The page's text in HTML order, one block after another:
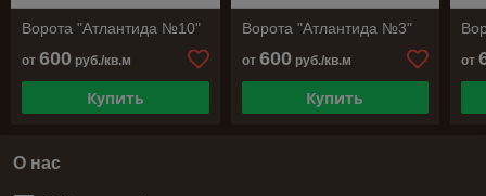
Ворота "Атлантида №10"
от 600 руб./кв.м
Купить
Ворота "Атлантида №3"
от 600руб./кв.м
Купить
от
О нас